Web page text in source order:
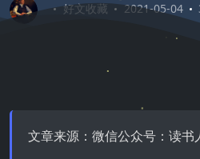
好文收藏 2021-05-04
文章来源：微信公众号：读书